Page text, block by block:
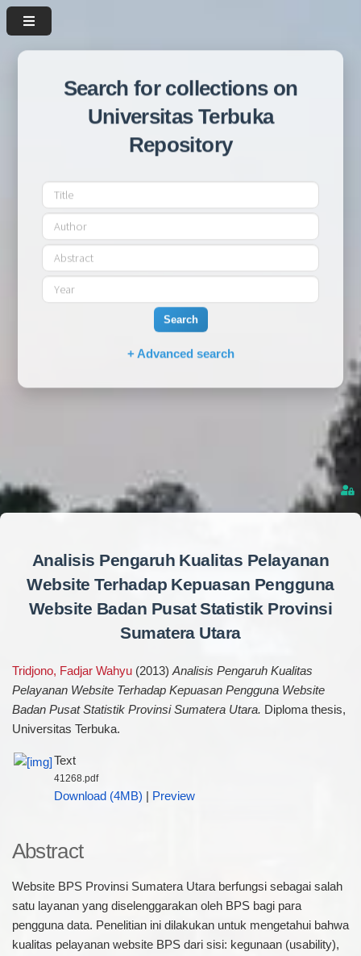
Search for collections on
Universitas Terbuka
Repository
Search
+ Advanced search
Analisis Pengaruh Kualitas Pelayanan
Website Terhadap Kepuasan Pengguna
Website Badan Pusat Statistik Provinsi
Sumatera Utara
Tridjono, Fadjar Wahyu(2013)Analisis Pengaruh Kualitas
Pelayanan Website Terhadap Kepuasan Pengguna Website
Badan Pusat Statistik Provinsi Sumatera Utara. Diploma thesis,
Universitas Terbuka.
Text
41268.pdf
Download (4MB) Preview
Abstract
Website BPS Provinsi Sumatera Utara berfungsi sebagai salah
satu layanan yang diselenggarakan oleh BPS bagi para
pengguna data. Penelitian ini dilakukan untuk mengetahui bahwa
kualitas pelayanan website BPS dari sisi: kegunaan (usability),